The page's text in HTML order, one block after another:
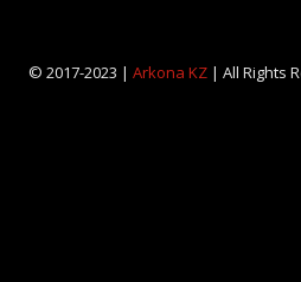
© 2017-2023 | Arkona KZ| All Rights